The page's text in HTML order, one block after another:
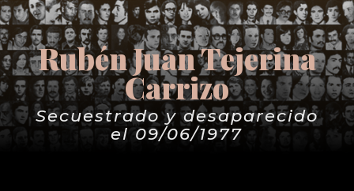
Rubén Juan Tejerina
Carrizo
Secuestrado y desaparecido
el 09/06/1977